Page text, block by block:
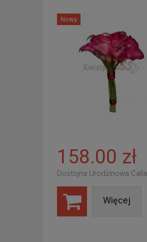
Nowy
158.00 zł
Dostojna Urodzinowa Calla
Więcej